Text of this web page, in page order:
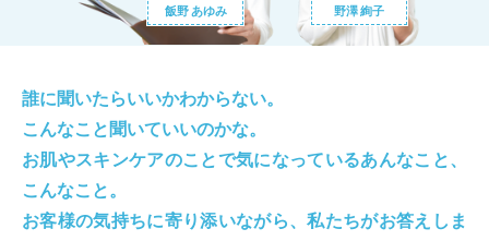
飯野 あゆみ 野澤 絢子
誰に聞いたらいいかわからない。
こんなこと聞いていいのかな。
お肌やスキンケアのことで気になっているあんなこと、
こんなこと。
お客様の気持ちに寄り添いながら、私たちがお答えしま